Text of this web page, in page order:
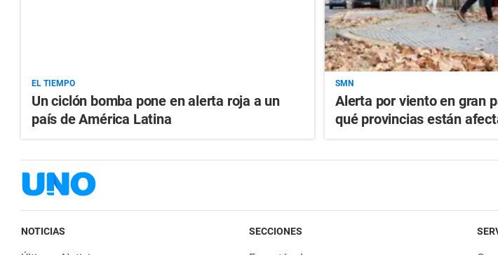
EL TIEMPO
Un ciclón bomba pone en alerta roja a un
país de América Latina
SMN
Alerta por viento en gran
qué provincias están
NOTICIAS SECCIONES